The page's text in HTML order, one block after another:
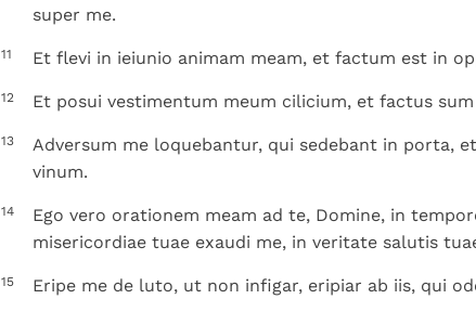
super me.
11 Et flevi in ieiunio animam meam, et factum est in
12 Et posui vestimentum meum cilicium, et factus
13
Adversum me loquebantur, qui sedebant in porta,
vinum.
14
Ego vero orationem meam ad te, Domine, in
misericordiae tuae exaudi me, in veritate salutis
15 Eripe me de luto, ut non infigar, eripiar ab iis, qui